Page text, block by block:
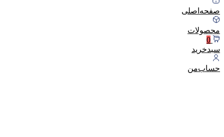
صفحه‌اصلی
محصولات
0
سبد‌خرید
حساب‌من